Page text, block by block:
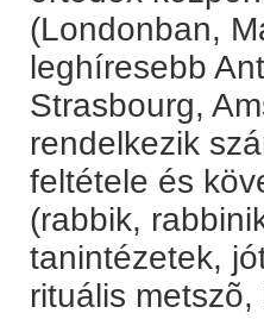
(Londonban,
leghíresebb
Strasbourg,
rendelkezik
feltétele és
(rabbik,
tanintézetek,
rituális